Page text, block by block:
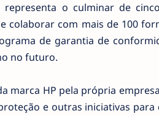
o culminar de
colaborar com mais de 100
de garantia de
no futuro.
marca HP pela própria
e outras iniciativas